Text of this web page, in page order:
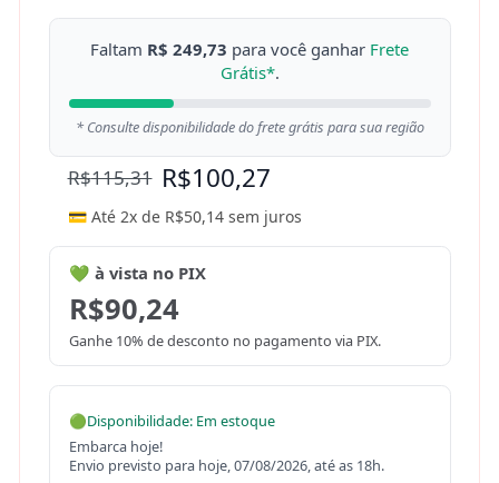
Faltam R$ 249,73 para você ganhar Frete
Grátis*.
* Consulte disponibilidade do frete grátis para sua região
R$115,31 R$100,27
💳 Até 2x de R$50,14sem juros
💚 à vista no PIX
R$90,24
Ganhe 10% de desconto no pagamento via PIX.
🟢Disponibilidade: Em estoque
Embarca hoje!
Envio previsto para hoje, 07/08/2026, até as 18h.